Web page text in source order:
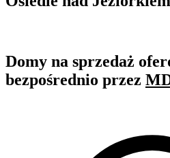
Domy na sprzedaż
bezpośrednio przez